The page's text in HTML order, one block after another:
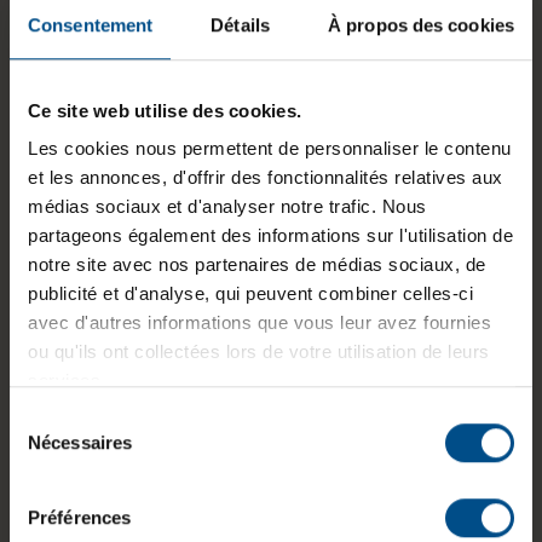
Consentement Détails À propos des cookies
Ce site web utilise des cookies.
Les cookies nous permettent de personnaliser le contenu
et les annonces, d'offrir des fonctionnalités relatives aux
médias sociaux et d'analyser notre trafic. Nous
partageons également des informations sur l'utilisation de
notre site avec nos partenaires de médias sociaux, de
publicité et d'analyse, qui peuvent combiner celles-ci
avec d'autres informations que vous leur avez fournies
ou qu'ils ont collectées lors de votre utilisation de leurs
Nécessaires
Préférences
Informations sur le produit
Conformément à nos Conditions Générales de Vente
et à notre politique écologique, les frais liés à une
seconde livraison - qu’il s’agisse d’un échec de
livraison initial ou d’une panne non avérée dans le
cadre d’un SAV - sont à la charge du client.
Ces frais comprennent :
La manutention
Le réemballage de votre produit
Le coût du transport
Votre colis sera expédié à la même adresse que celle
indiquée dans votre commande initiale.